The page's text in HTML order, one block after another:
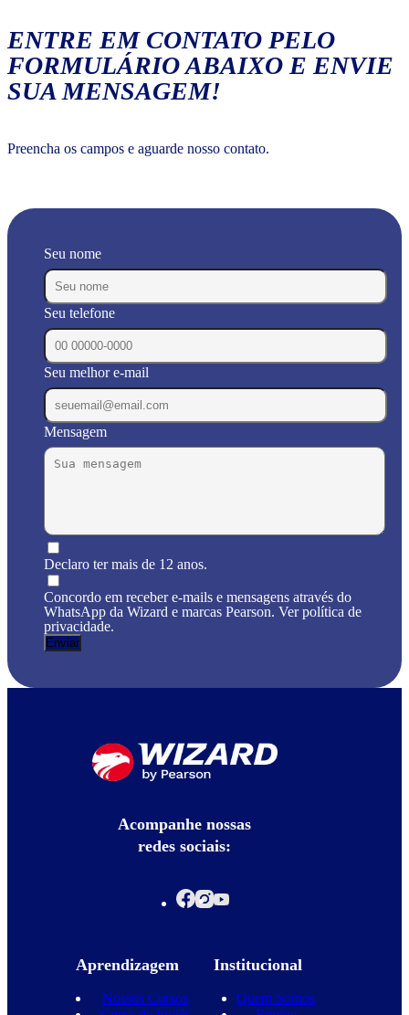
ENTRE EM CONTATO PELO
FORMULÁRIO ABAIXO E ENVIE
SUA MENSAGEM!
Preencha os campos e aguarde nosso contato.
Seu nome
Seu telefone
Seu melhor e-mail
Mensagem
Declaro ter mais de 12 anos.
Concordo em receber e-mails e mensagens através do
WhatsApp da Wizard e marcas Pearson. Ver política de
privacidade.
Acompanhe nossas
redes sociais:
Aprendizagem
Nossos Cursos
Institucional
Quem Somos